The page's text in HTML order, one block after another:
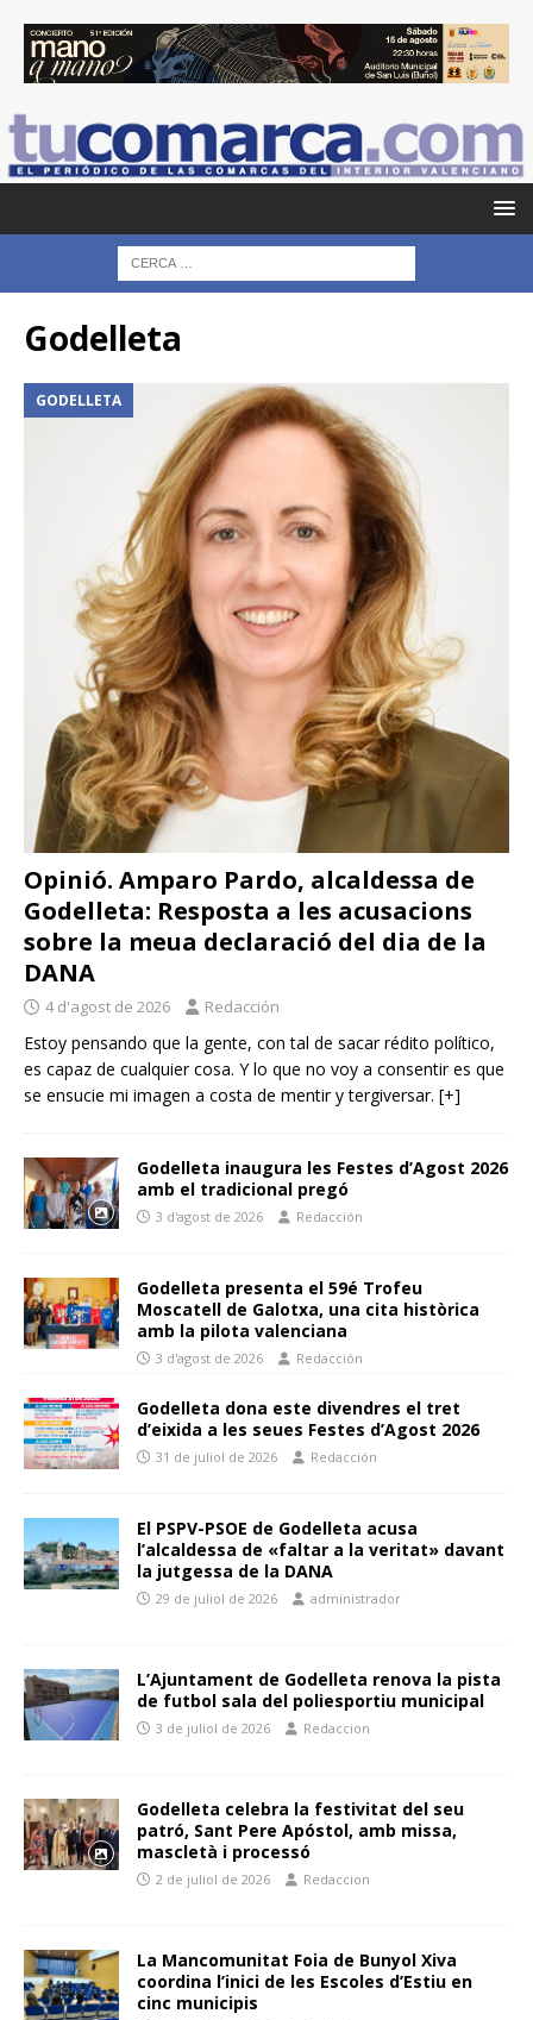
Godelleta
GODELLETA
Opinió. Amparo Pardo, alcaldessa de
Godelleta: Resposta a les acusacions
sobre la meua declaració del dia de la
DANA
4 d'agost de 2026 Redacción
Estoy pensando que la gente, con tal de sacar rédito político,
es capaz de cualquier cosa. Y lo que no voy a consentir es que
se ensucie mi imagen a costa de mentir y tergiversar. [+]
Godelleta inaugura les Festes d’Agost 2026
amb el tradicional pregó
3 d'agost de 2026 Redacción
Godelleta presenta el 59é Trofeu
Moscatell de Galotxa, una cita històrica
amb la pilota valenciana
3 d'agost de 2026 Redacción
Godelleta dona este divendres el tret
d’eixida a les seues Festes d’Agost 2026
31 de juliol de 2026 Redacción
El PSPV-PSOE de Godelleta acusa
l’alcaldessa de «faltar a la veritat» davant
la jutgessa de la DANA
29 de juliol de 2026 administrador
L’Ajuntament de Godelleta renova la pista
de futbol sala del poliesportiu municipal
3 de juliol de 2026 Redaccion
Godelleta celebra la festivitat del seu
patró, Sant Pere Apóstol, amb missa,
mascletà i processó
2 de juliol de 2026 Redaccion
La Mancomunitat Foia de Bunyol Xiva
coordina l’inici de les Escoles d’Estiu en
cinc municipis